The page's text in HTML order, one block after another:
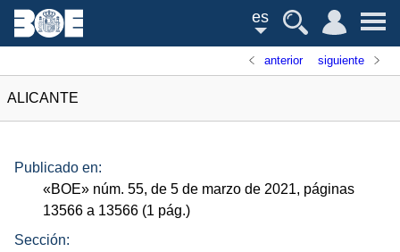
es
anterior siguiente
ALICANTE
Publicado en:
«BOE» núm. 55, de 5 de marzo de 2021, páginas
13566 a 13566 (1 pág.)
Sección: